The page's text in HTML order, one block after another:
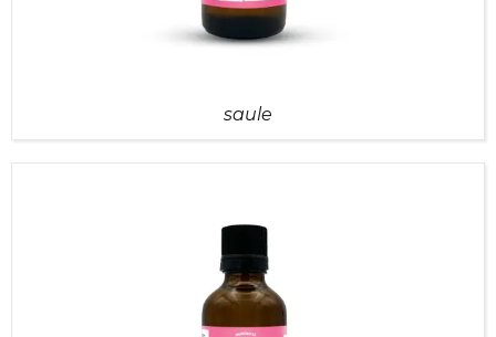
saule